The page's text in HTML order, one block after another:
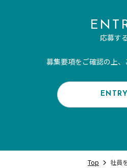
応募する
募集要項をご確認の上、
ENTRY
Top 社員